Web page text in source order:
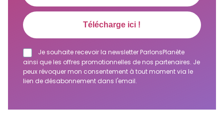
Je souhaite recevoir la newsletter ParlonsPlanète
ainsi que les offres promotionnelles de nos partenaires. Je
peux révoquer mon consentement à tout moment via le
lien de désabonnement dans l'email.